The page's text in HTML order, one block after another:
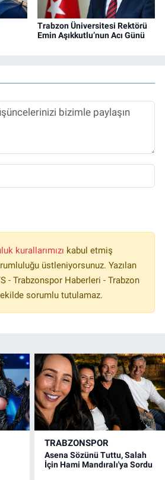
Trabzon Üniversitesi Rektörü
Emin Aşıkkutlu’nun Acı Günü
kurallarımızı kabul etmiş
üstleniyorsunuz. Yazılan
- Trabzonspor Haberleri - Trabzon
sorumlu tutulamaz.
TRABZONSPOR
Asena Sözünü Tuttu, Salah
İçin Hami Mandıralı'ya Sordu